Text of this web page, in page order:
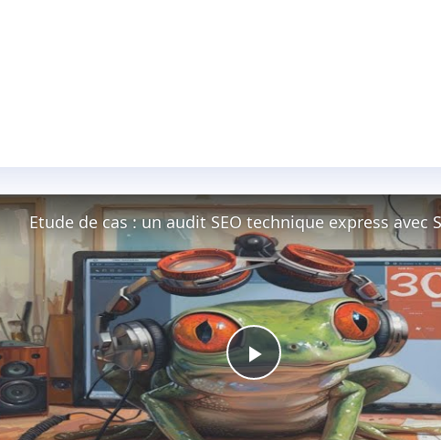
Play
Video